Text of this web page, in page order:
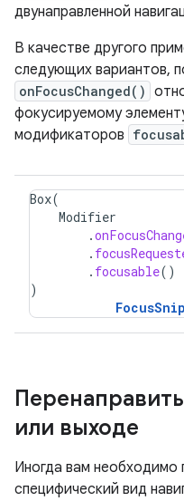
двунаправленной
В качестве другого
следующих вариантов,
onFocusChanged()
фокусируемому
модификаторов
Box(
Modifier
.
.
. focusable()
)
или выходе
Иногда вам необходимо
специфический вид